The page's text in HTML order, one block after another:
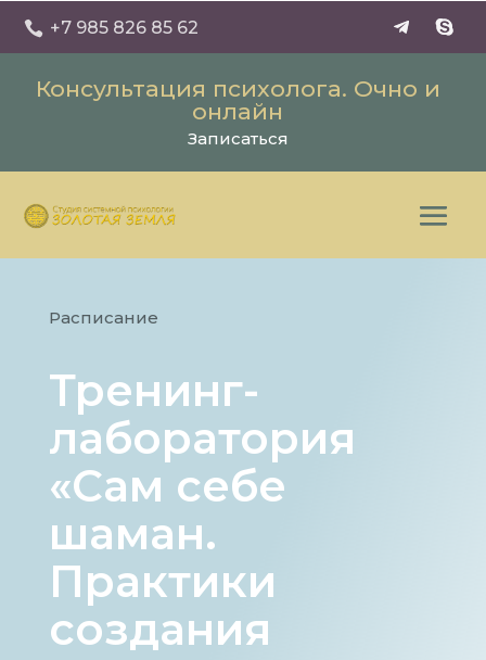
 +7 985 826 85 62
Консультация психолога. Очно и
онлайн
Записаться
Расписание
Тренинг-
лаборатория
«Сам себе
шаман.
Практики
создания